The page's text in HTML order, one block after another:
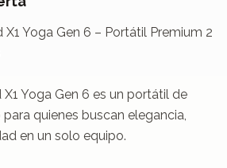
Yoga Gen 6 – Portátil Premium 2
Yoga Gen 6 es un portátil de
quienes buscan elegancia,
en un solo equipo.